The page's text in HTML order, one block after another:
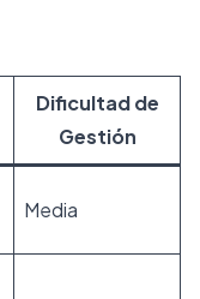
Dificultad de
Gestión
Media